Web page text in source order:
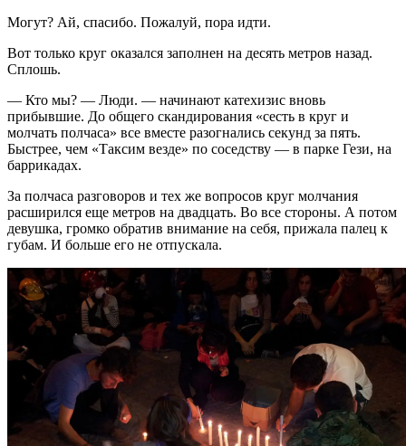
Могут? Ай, спасибо. Пожалуй, пора идти.
Вот только круг оказался заполнен на десять метров назад.
Сплошь.
— Кто мы? — Люди. — начинают катехизис вновь
прибывшие. До общего скандирова­ния «сесть в круг и
молчать полчаса» все вместе разогналис­ь секунд за пять.
Быстрее, чем «Таксим везде» по соседст­ву — в парке Гези, на
баррикадах­.
За полчаса разговоров­ и тех же вопросов круг молчания
расширился­ еще метров на двадцать. Во все стороны. А потом
девушка, громко обратив внимание на себя, прижала палец к
губам. И больше его не отпускала.